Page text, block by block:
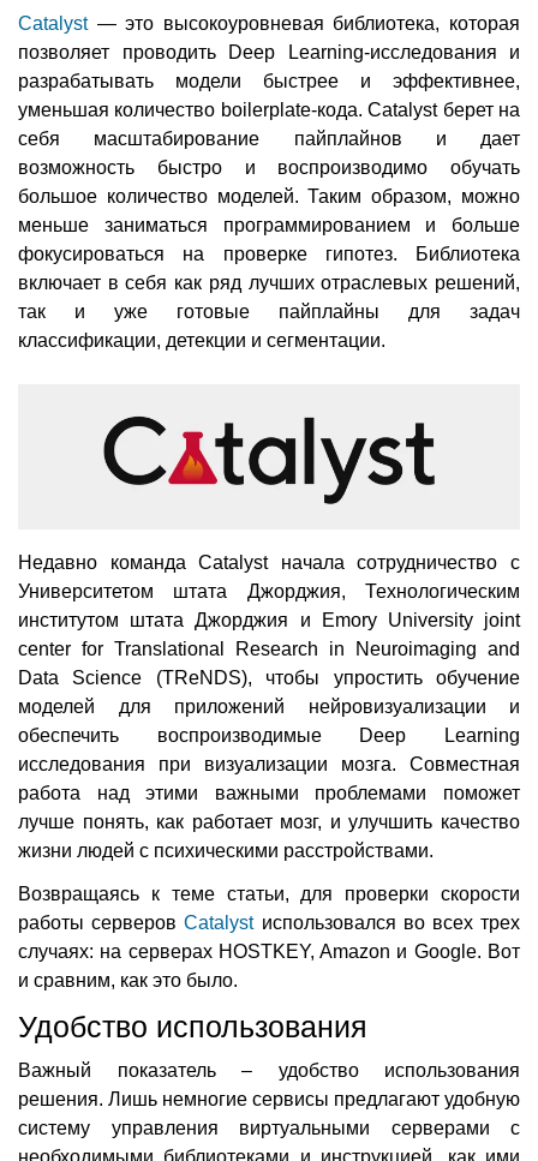
Catalyst— это высокоуровневая библиотека, которая
позволяет проводить Deep Learning-исследования и
разрабатывать модели быстрее и эффективнее,
уменьшая количество boilerplate-кода. Catalyst берет на
себя масштабирование пайплайнов и дает
возможность быстро и воспроизводимо обучать
большое количество моделей. Таким образом, можно
меньше заниматься программированием и больше
фокусироваться на проверке гипотез. Библиотека
включает в себя как ряд лучших отраслевых решений,
так и уже готовые пайплайны для задач
классификации, детекции и сегментации.
Недавно команда Catalyst начала сотрудничество с
Университетом штата Джорджия, Технологическим
институтом штата Джорджия и Emory University joint
center for Translational Research in Neuroimaging and
Data Science (TReNDS), чтобы упростить обучение
моделей для приложений нейровизуализации и
обеспечить воспроизводимые Deep Learning
исследования при визуализации мозга. Совместная
работа над этими важными проблемами поможет
лучше понять, как работает мозг, и улучшить качество
жизни людей с психическими расстройствами.
Возвращаясь к теме статьи, для проверки скорости
работы серверовCatalystиспользовался во всех трех
случаях: на серверах HOSTKEY, Amazon и Google. Вот
и сравним, как это было.
Удобство использования
Важный показатель – удобство использования
решения. Лишь немногие сервисы предлагают удобную
систему управления виртуальными серверами с